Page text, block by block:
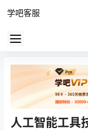
学吧客服
人工智能工具